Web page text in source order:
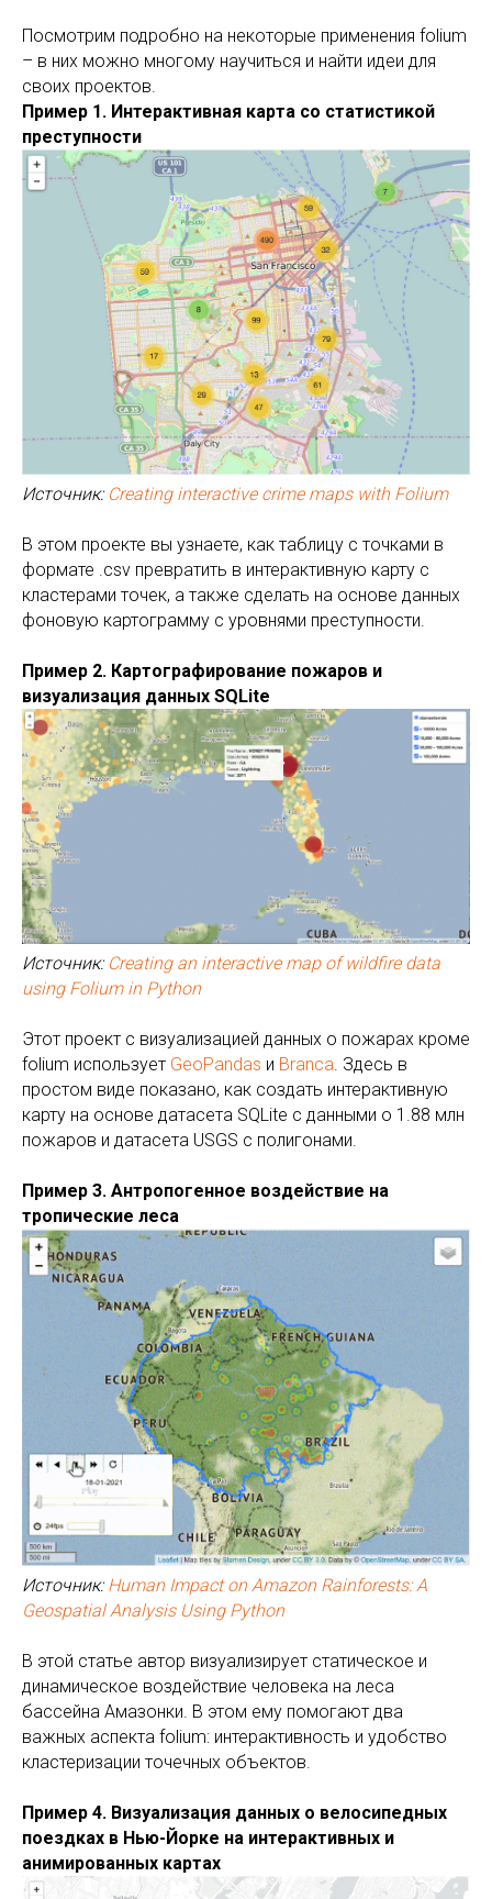
Посмотрим подробно на некоторые применения folium
– в них можно многому научиться и найти идеи для
своих проектов.
Пример 1. Интерактивная карта со статистикой
преступности
Источник:Creating interactive crime maps with Folium
В этом проекте вы узнаете, как таблицу с точками в
формате .csv превратить в интерактивную карту с
кластерами точек, а также сделать на основе данных
фоновую картограмму с уровнями преступности.
Пример 2. Картографирование пожаров и
визуализация данных SQLite
Источник: Creating an interactive map of wildfire data
using Folium in Python
Этот проект с визуализацией данных о пожарах кроме
folium использует GeoPandas и Branca. Здесь в
простом виде показано, как создать интерактивную
карту на основе датасета SQLite с данными о 1.88 млн
пожаров и датасета USGS с полигонами.
Пример 3. Антропогенное воздействие на
тропические леса
Источник:Human Impact on Amazon Rainforests: A
Geospatial Analysis Using Python
В этой статье автор визуализирует статическое и
динамическое воздействие человека на леса
бассейна Амазонки. В этом ему помогают два
важных аспекта folium: интерактивность и удобство
кластеризации точечных объектов.
Пример 4. Визуализация данных о велосипедных
поездках в Нью-Йорке на интерактивных и
анимированных картах